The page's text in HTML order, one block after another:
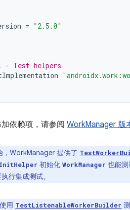
= "2.5.0"
- Test helpers
依赖项，请参阅 WorkManager 版
，WorkManager 提供了
初始化 WorkManager 也能测
行集成测试。
用 TestListenableWorkerBuilder